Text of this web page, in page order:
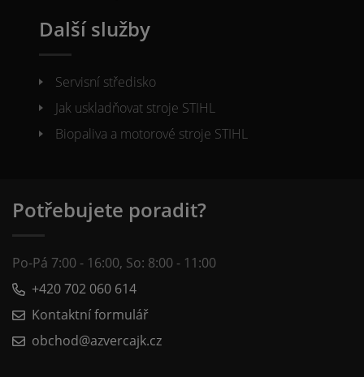
Další služby
Servisní středisko
Jak uskladňovat stroje STIHL
Biopaliva a motorové stroje STIHL
Potřebujete poradit?
Po-Pá 7:00 - 16:00, So: 8:00 - 11:00
+420 702 060 614
Kontaktní formulář
obchod@azvercajk.cz